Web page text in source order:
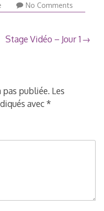
No Comments
Stage Vidéo – Jour 1
pas publiée. Les
avec *